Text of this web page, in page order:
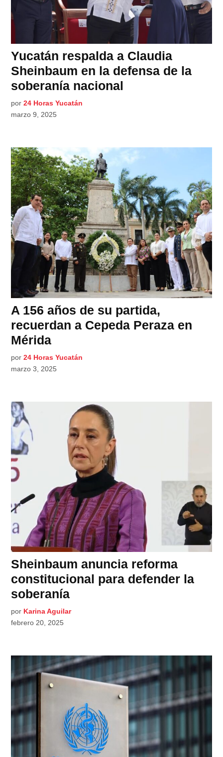
Yucatán respalda a Claudia
Sheinbaum en la defensa de la
soberanía nacional
por 24 Horas Yucatán
marzo 9, 2025
A 156 años de su partida,
recuerdan a Cepeda Peraza en
Mérida
por 24 Horas Yucatán
marzo 3, 2025
Sheinbaum anuncia reforma
constitucional para defender la
soberanía
por Karina Aguilar
febrero 20, 2025